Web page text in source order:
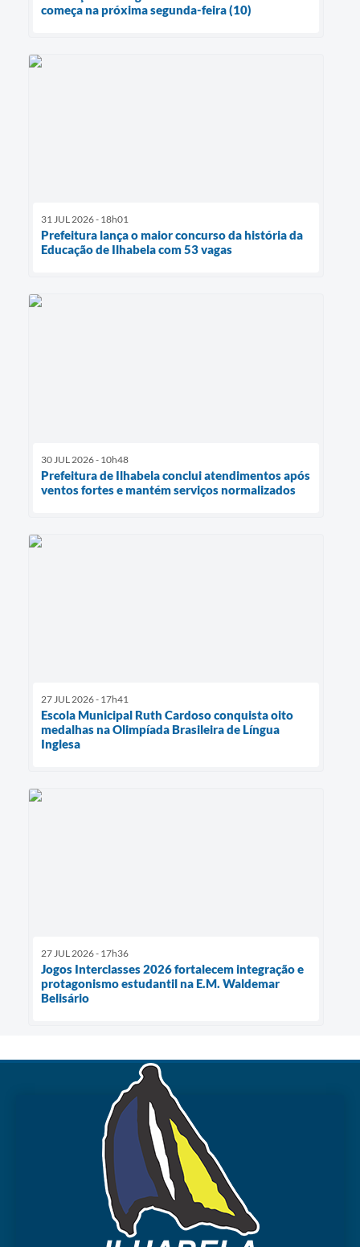
começa na próxima segunda-feira (10)
31 JUL 2026 - 18h01
Prefeitura lança o maior concurso da história da
Educação de Ilhabela com 53 vagas
30 JUL 2026 - 10h48
Prefeitura de Ilhabela conclui atendimentos após
ventos fortes e mantém serviços normalizados
27 JUL 2026 - 17h41
Escola Municipal Ruth Cardoso conquista oito
medalhas na Olimpíada Brasileira de Língua
Inglesa
27 JUL 2026 - 17h36
Jogos Interclasses 2026 fortalecem integração e
protagonismo estudantil na E.M. Waldemar
Belisário